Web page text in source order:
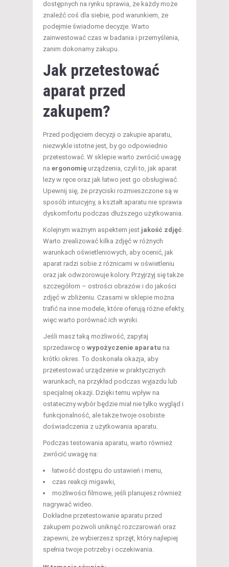
dostępnych na rynku sprawia, że każdy może
znaleźć coś dla siebie, pod warunkiem, że
podejmie świadome decyzje. Warto
zainwestować czas w badania i przemyślenia,
zanim dokonamy zakupu.
Jak przetestować
aparat przed
zakupem?
Przed podjęciem decyzji o zakupie aparatu,
niezwykle istotne jest, by go odpowiednio
przetestować. W sklepie warto zwrócić uwagę
na ergonomię urządzenia, czyli to, jak aparat
leży w ręce oraz jak łatwo jest go obsługiwać.
Upewnij się, że przyciski rozmieszczone są w
sposób intuicyjny, a kształt aparatu nie sprawia
dyskomfortu podczas dłuższego użytkowania.
Kolejnym ważnym aspektem jest jakość zdjęć.
Warto zrealizować kilka zdjęć w różnych
warunkach oświetleniowych, aby ocenić, jak
aparat radzi sobie z różnicami w oświetleniu
oraz jak odwzorowuje kolory. Przyjrzyj się także
szczegółom – ostrości obrazów i do jakości
zdjęć w zbliżeniu. Czasami w sklepie można
trafić na inne modele, które oferują różne efekty,
więc warto porównać ich wyniki.
Jeśli masz taką możliwość, zapytaj
sprzedawcę o wypożyczenie aparatu na
krótki okres. To doskonała okazja, aby
przetestować urządzenie w praktycznych
warunkach, na przykład podczas wyjazdu lub
specjalnej okazji. Dzięki temu wpływ na
ostateczny wybór będzie miał nie tylko wygląd i
funkcjonalność, ale także twoje osobiste
doświadczenia z użytkowania aparatu.
Podczas testowania aparatu, warto również
zwrócić uwagę na:
łatwość dostępu do ustawień i menu,
czas reakcji migawki,
możliwości filmowe, jeśli planujesz również
nagrywać wideo.
Dokładne przetestowanie aparatu przed
zakupem pozwoli uniknąć rozczarowań oraz
zapewni, że wybierzesz sprzęt, który najlepiej
spełnia twoje potrzeby i oczekiwania.